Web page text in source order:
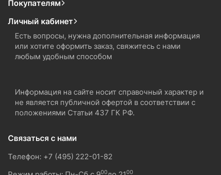
Покупателям
Личный кабинет
Есть вопросы, нужна дополнительная информация
или хотите оформить заказ, свяжитесь с нами
любым удобным способом
Информация на сайте носит справочный характер и
не является публичной офертой в соответствии с
положениями Статьи 437 ГК РФ.
Связаться с нами
Телефон: +7 (495) 222-01-82
00 00